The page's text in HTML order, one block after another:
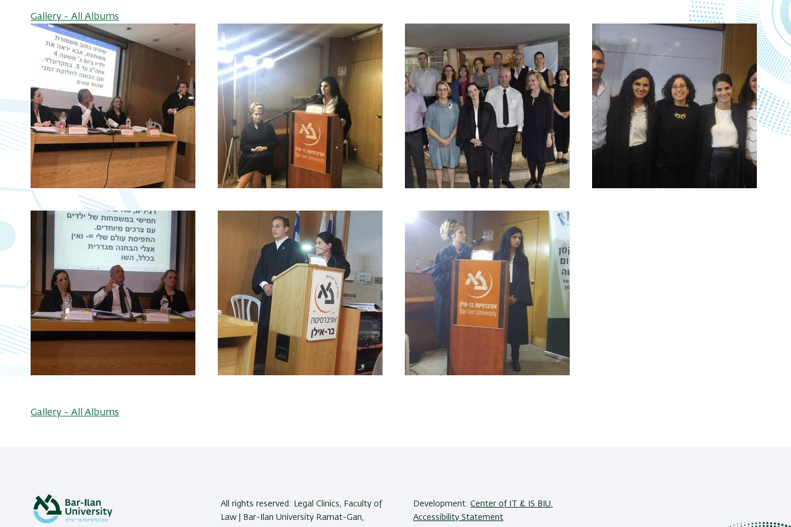
Gallery - All Albums
Gallery - All Albums
All rights reserved: Legal Clinics, Faculty of
Law | Bar-Ilan University Ramat-Gan,
Development:Center of IT & IS BIU.
Accessibility Statement